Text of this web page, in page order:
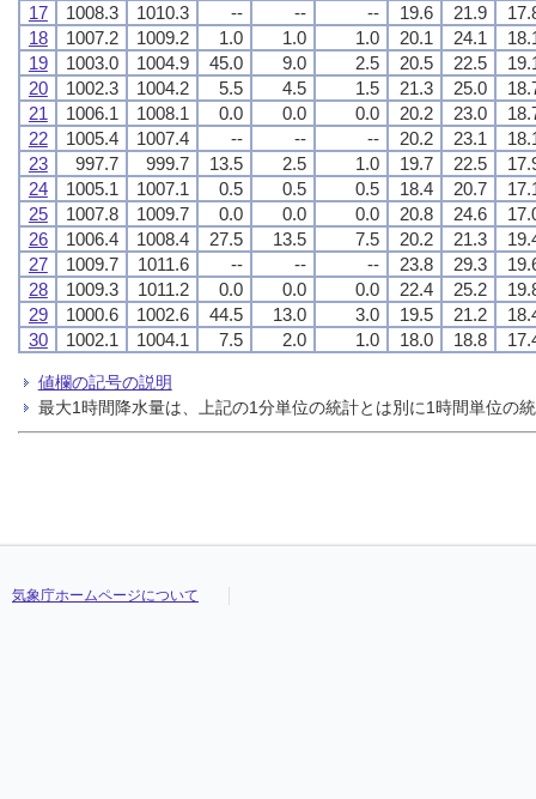
17
1008.3 1010.3 -- -- -- 19.6 21.9
18
1007.2 1009.2 1.0 1.0 1.0 20.1 24.1
19
1003.0 1004.9 45.0 9.0 2.5 20.5 22.5
20
1002.3 1004.2 5.5 4.5 1.5 21.3 25.0
21
1006.1 1008.1 0.0 0.0 0.0 20.2 23.0
22
1005.4 1007.4 -- -- -- 20.2 23.1
23
997.7 999.7 13.5 2.5 1.0 19.7 22.5
24
1005.1 1007.1 0.5 0.5 0.5 18.4 20.7
25
1007.8 1009.7 0.0 0.0 0.0 20.8 24.6
26
1006.4 1008.4 27.5 13.5 7.5 20.2 21.3
27
1009.7 1011.6 -- -- -- 23.8 29.3
28
1009.3 1011.2 0.0 0.0 0.0 22.4 25.2
29
1000.6 1002.6 44.5 13.0 3.0 19.5 21.2
30
1002.1 1004.1 7.5 2.0 1.0 18.0 18.8
値欄の記号の説明
最大1時間降水量は、上記の1分単位の統計とは別に1時間単位の
気象庁ホームページについて